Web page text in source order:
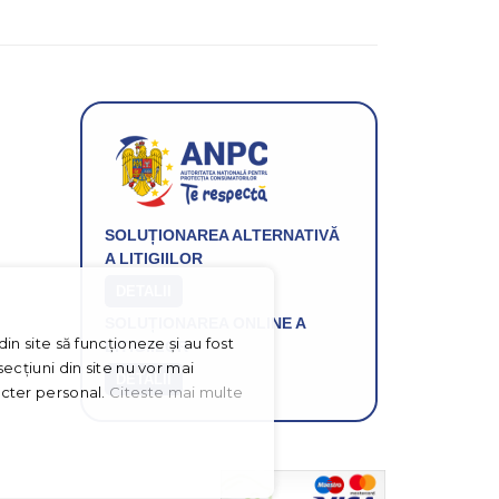
SOLUȚIONAREA ALTERNATIVĂ
A LITIGIILOR
SOLUȚIONAREA ONLINE A
LITIGIILOR
site să funcționeze și au fost
din site nu vor mai
personal. Citeste mai multe